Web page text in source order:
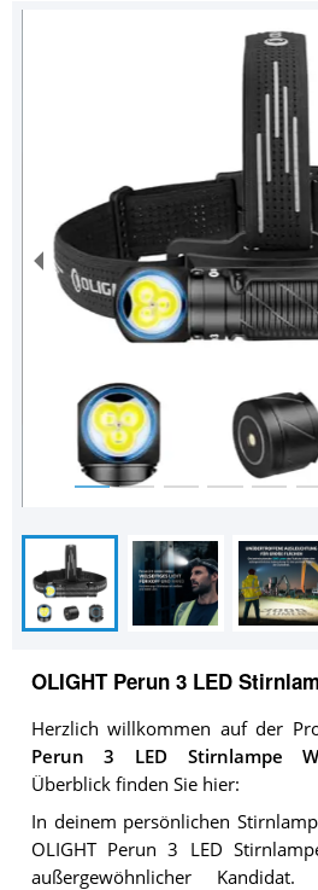
OLIGHT Perun 3 LED
Herzlich willkommen auf der
Perun 3 LED Stirnlampe
Überblick finden Sie hier:
In deinem persönlichen
OLIGHT Perun 3 LED
außergewöhnlicher